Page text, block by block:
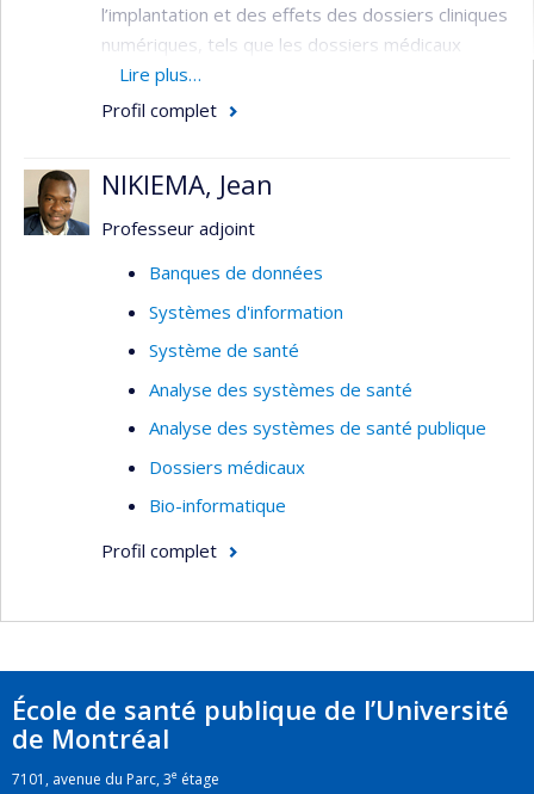
l’implantation et des effets des dossiers cliniques
numériques, tels que les dossiers médicaux
électroniques (DME), les dossiers cliniques
informatisés (DCI), le Dossier santé Québec
facilitent et limitent l’utilisation et l’utilisabilité des
outils, et l’interprétabilité des données cliniques
des patients. Le tout dans une perspective de
développer les capacités analytiques, autant à
des fins cliniques, gestionnaire et de recherche.
visant à optimiser l’usage des médicaments,
notamment la prescription électronique et le bilan
comparatif informatisé. Je m’intéresse aussi à
terminologiques, en particulier en lien avec
l’usage des médicaments, leur modalité d’usage,
Lire plus…
Profil complet
NIKIEMA, Jean
Professeur adjoint
Banques de données
Systèmes d'information
Système de santé
Analyse des systèmes de santé
Analyse des systèmes de santé publique
Dossiers médicaux
Bio-informatique
Profil complet
École de santé publique de l’Université
de Montréal
7101, avenue du Parc, 3e étage